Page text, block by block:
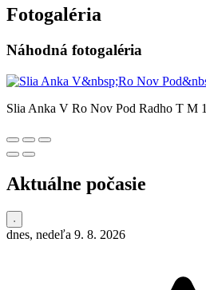
Fotogaléria
Náhodná fotogaléria
Slia Anka V Ro Nov Pod Radho T M 1
Aktuálne počasie
dnes, nedeľa 9. 8. 2026